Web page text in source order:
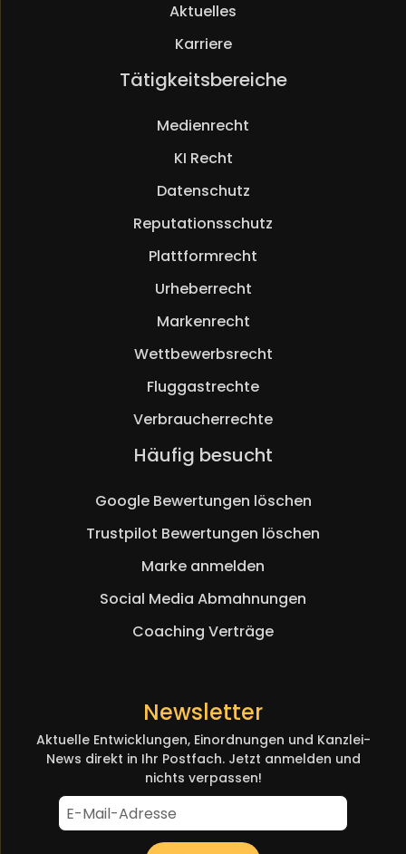
Aktuelles
Karriere
Tätigkeitsbereiche
Medienrecht
KI Recht
Datenschutz
Reputationsschutz
Plattformrecht
Urheberrecht
Markenrecht
Wettbewerbsrecht
Fluggastrechte
Verbraucherrechte
Häufig besucht
Google Bewertungen löschen
Trustpilot Bewertungen löschen
Marke anmelden
Social Media Abmahnungen
Coaching Verträge
Newsletter
Aktuelle Entwicklungen, Einordnungen und Kanzlei-
News direkt in Ihr Postfach. Jetzt anmelden und
nichts verpassen!